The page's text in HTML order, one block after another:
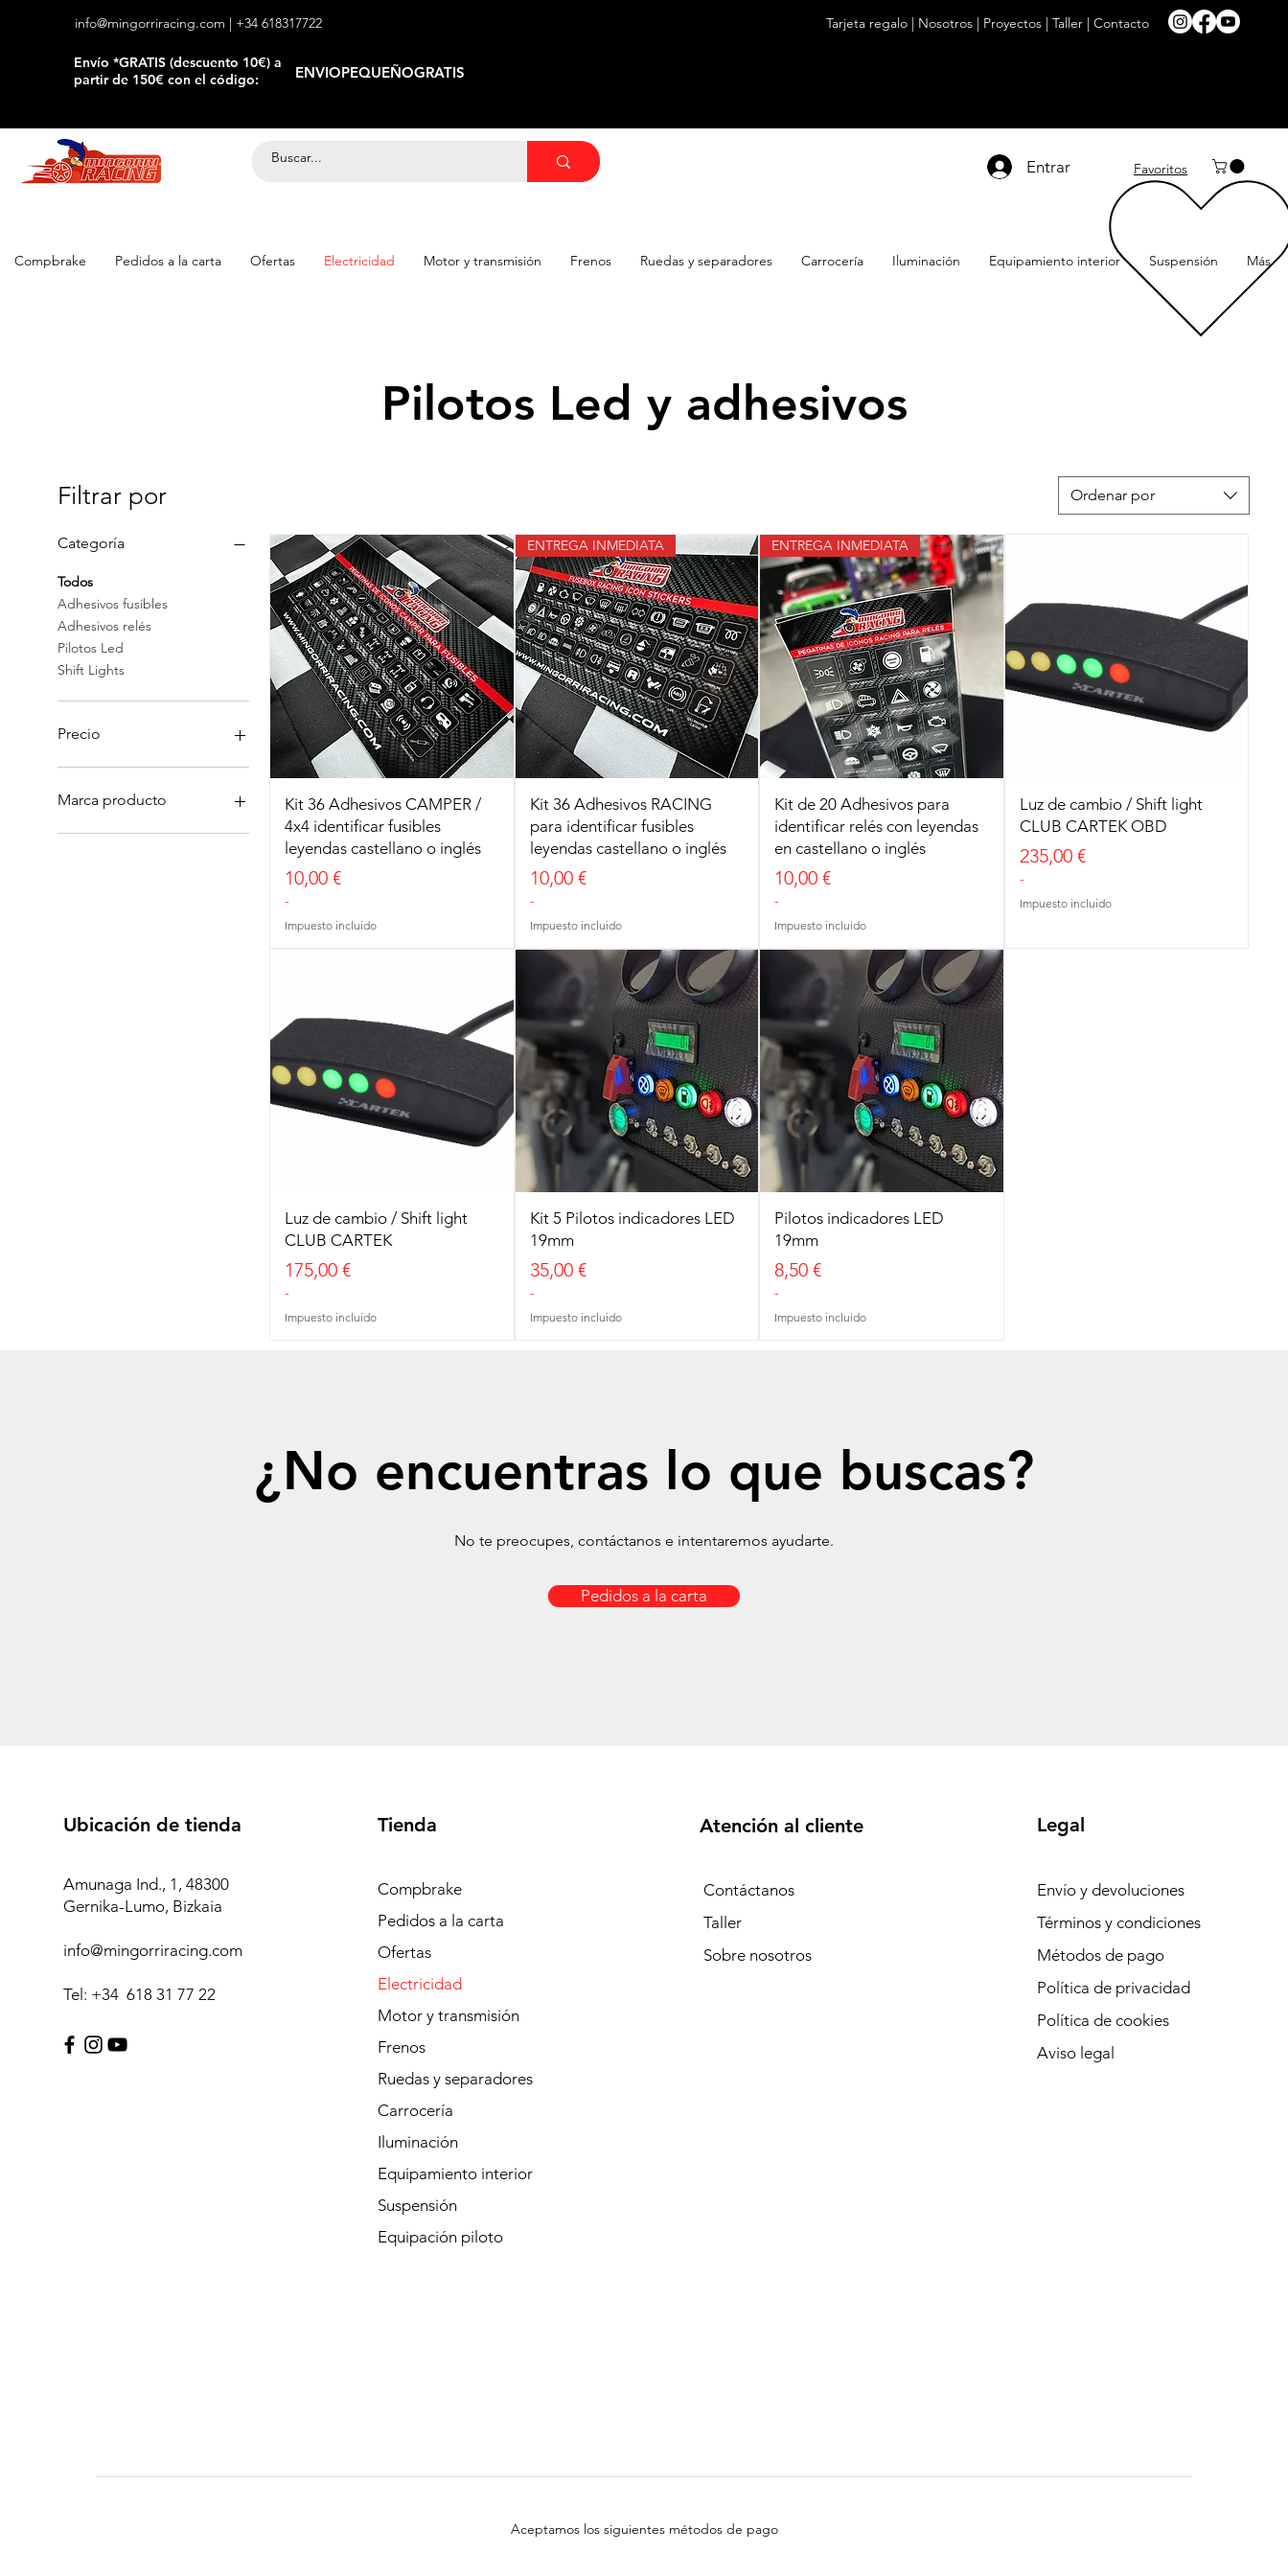
info@mingorriracing.com | +34 618317722
​Envío *GRATIS (descuento 10€) a
partir de 150€ con el código:
ENVIOPEQUEÑOGRATIS
Tarjeta regalo | Nosotros | Proyectos | Taller | Contacto
Entrar Favoritos
Compbrake Pedidos a la carta Ofertas Electricidad Motor y transmisión Frenos Ruedas y separadores Carrocería Iluminación Equipamiento interior Suspensión Más
Pilotos Led y adhesivos
Filtrar por
Categoría
Todos
Adhesivos fusibles
Adhesivos relés
Pilotos Led
Shift Lights
Precio
Marca producto
CARTEK
Ordenar por
Kit 36 Adhesivos CAMPER /
4x4 identificar fusibles
leyendas castellano o inglés
Precio
10,00 €
-
Impuesto incluido
ENTREGA INMEDIATA
Kit 36 Adhesivos RACING
para identificar fusibles
leyendas castellano o inglés
Precio
10,00 €
-
Impuesto incluido
ENTREGA INMEDIATA
Kit de 20 Adhesivos para
identificar relés con leyendas
en castellano o inglés
Precio
10,00 €
-
Impuesto incluido
Luz de cambio / Shift light
CLUB CARTEK OBD
Precio
235,00 €
-
Impuesto incluido
Luz de cambio / Shift light
CLUB CARTEK
Precio
175,00 €
-
Impuesto incluido
Kit 5 Pilotos indicadores LED
19mm
Precio
35,00 €
-
Impuesto incluido
Pilotos indicadores LED
19mm
Precio
8,50 €
-
Impuesto incluido
¿No encuentras lo que buscas?
No te preocupes, contáctanos e intentaremos ayudarte.
Pedidos a la carta
Ubicación de tienda
Amunaga Ind., 1, 48300
Gernika-Lumo, Bizkaia
info@mingorriracing.com
Tel: +34 618 31 77 22
Tienda
Compbrake
Pedidos a la carta
Ofertas
Electricidad
Motor y transmisión
Frenos
Ruedas y separadores
Carrocería
Iluminación
Equipamiento interior
Suspensión
Equipación piloto
Atención al cliente
Contáctanos
Taller
Sobrenosotros
Legal
Envío y devoluciones
Términos y condiciones
Métodos de pago
Política de privacidad
Política de cookies
Aviso legal
Aceptamos los siguientes métodos de pago